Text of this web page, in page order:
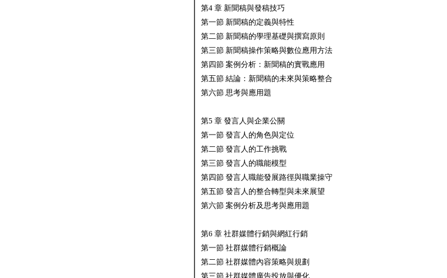
第4 章 新聞稿與發稿技巧
第一節 新聞稿的定義與特性
第二節 新聞稿的學理基礎與撰寫原則
第三節 新聞稿操作策略與數位應用方法
第四節 案例分析：新聞稿的實戰應用
第五節 結論：新聞稿的未來與策略整合
第六節 思考與應用題
第5 章 發言人與企業公關
第一節 發言人的角色與定位
第二節 發言人的工作挑戰
第三節 發言人的職能模型
第四節 發言人職能發展路徑與職業操守
第五節 發言人的整合轉型與未來展望
第六節 案例分析及思考與應用題
第6 章 社群媒體行銷與網紅行銷
第一節 社群媒體行銷概論
第二節 社群媒體內容策略與規劃
第三節 社群媒體廣告投放與優化